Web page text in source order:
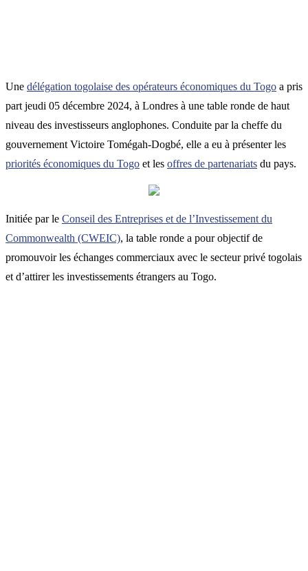
Une délégation togolaise des opérateurs économiques du Togo a pris
part jeudi 05 décembre 2024, à Londres à une table ronde de haut
niveau des investisseurs anglophones. Conduite par la cheffe du
gouvernement Victoire Tomégah-Dogbé, elle a eu à présenter les
priorités économiques du Togo et les offres de partenariats du pays.
Initiée par le Conseil des Entreprises et de l’Investissement du
Commonwealth (CWEIC), la table ronde a pour objectif de
promouvoir les échanges commerciaux avec le secteur privé togolais
et d’attirer les investissements étrangers au Togo.